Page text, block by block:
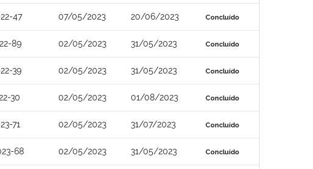
47 07/05/2023 20/06/2023 Concluído
89 02/05/2023 31/05/2023 Concluído
39 02/05/2023 31/05/2023 Concluído
30 02/05/2023 01/08/2023 Concluído
71 02/05/2023 31/07/2023 Concluído
68 02/05/2023 31/05/2023 Concluído